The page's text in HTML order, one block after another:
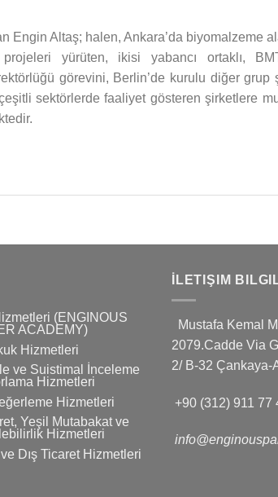
Engin Altaş; halen, Ankara’da biyomalzeme
yürüten, ikisi yabancı ortaklı,
görevini, Berlin’de kurulu diğer grup
sektörlerde faaliyet gösteren şirketlere
(ENGINOUS
ACADEMY)
Hizmetleri
ve Suistimal İnceleme
Hizmetleri
Hizmetleri
Yeşil Mutabakat ve
Hizmetleri
Dış Ticaret Hizmetleri
İLETIŞIM
Mustafa Kemal
2079.Cadde Via
2/ B-32 Çankaya-
+90 (312) 911 77